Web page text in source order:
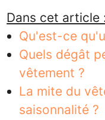
Dans cet article
Qu'est-ce
Quels dégât
vêtement ?
La mite du
saisonnalité ?